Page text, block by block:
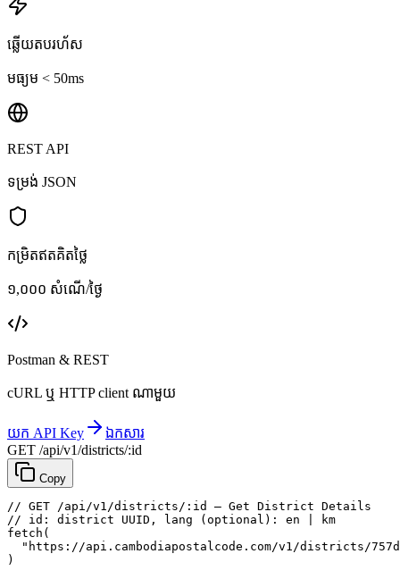
ឆ្លើយតបរហ័ស
មធ្យម < 50ms
REST API
ទម្រង់ JSON
កម្រិតឥតគិតថ្លៃ
១,០០០ សំណើ/ថ្ងៃ
Postman & REST
cURL ឬ HTTP client ណាមួយ
យក API Key
ឯកសារ
GET /api/v1/districts/:id
Copy
// GET /api/v1/districts/:id — Get District Details
// id: district UUID, lang (optional): en | km
fetch (
"https://api.cambodiapostalcode.com/v1/districts/
)